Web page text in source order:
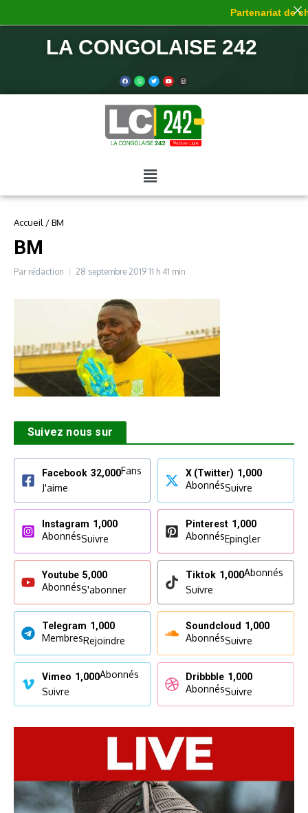
LA CONGOLAISE 242
Accueil /BM
BM
Par rédaction 28 septembre 2019 11 h 41 min
Suivez nous sur
Facebook 32,000Fans
J'aime
X (Twitter) 1,000
AbonnésSuivre
Instagram 1,000
AbonnésSuivre
Pinterest 1,000
AbonnésEpingler
Youtube 5,000
AbonnésS'abonner
Tiktok 1,000Abonnés
Suivre
Telegram 1,000
MembresRejoindre
Soundcloud 1,000
AbonnésSuivre
Vimeo 1,000Abonnés
Suivre
Dribbble 1,000
AbonnésSuivre
Partenariat de